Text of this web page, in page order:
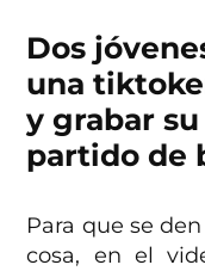
Dos
una
y grabar
partido de
Para que se
cosa, en el